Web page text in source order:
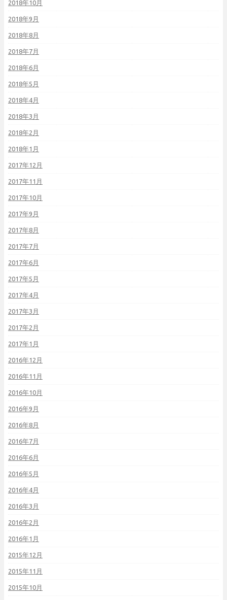
2018年10月
2018年9月
2018年8月
2018年7月
2018年6月
2018年5月
2018年4月
2018年3月
2018年2月
2018年1月
2017年12月
2017年11月
2017年10月
2017年9月
2017年8月
2017年7月
2017年6月
2017年5月
2017年4月
2017年3月
2017年2月
2017年1月
2016年12月
2016年11月
2016年10月
2016年9月
2016年8月
2016年7月
2016年6月
2016年5月
2016年4月
2016年3月
2016年2月
2016年1月
2015年12月
2015年11月
2015年10月